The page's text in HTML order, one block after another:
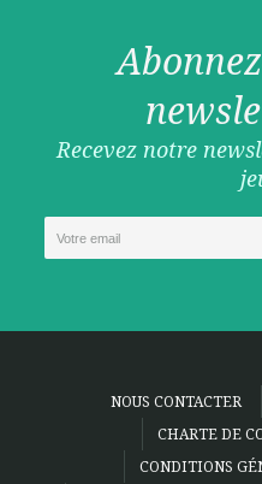
Recevez notre
NOUS CONTACTER
CHARTE DE
CONDITIONS